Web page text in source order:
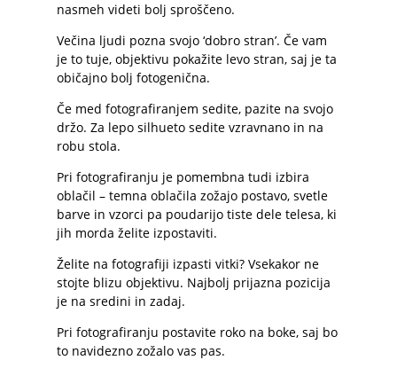
nasmeh videti bolj sproščeno.
Večina ljudi pozna svojo ‘dobro stran’. Če vam
je to tuje, objektivu pokažite levo stran, saj je ta
običajno bolj fotogenična.
Če med fotografiranjem sedite, pazite na svojo
držo. Za lepo silhueto sedite vzravnano in na
robu stola.
Pri fotografiranju je pomembna tudi izbira
oblačil – temna oblačila zožajo postavo, svetle
barve in vzorci pa poudarijo tiste dele telesa, ki
jih morda želite izpostaviti.
Želite na fotografiji izpasti vitki? Vsekakor ne
stojte blizu objektivu. Najbolj prijazna pozicija
je na sredini in zadaj.
Pri fotografiranju postavite roko na boke, saj bo
to navidezno zožalo vas pas.